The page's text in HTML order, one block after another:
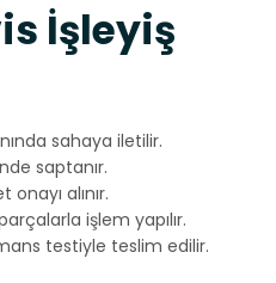
İşleyiş
sahaya iletilir.
saptanır.
alınır.
işlem yapılır.
testiyle teslim edilir.